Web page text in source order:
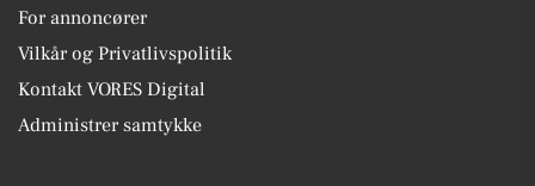
For annoncører
Vilkår og Privatlivspolitik
Kontakt VORES Digital
Administrer samtykke